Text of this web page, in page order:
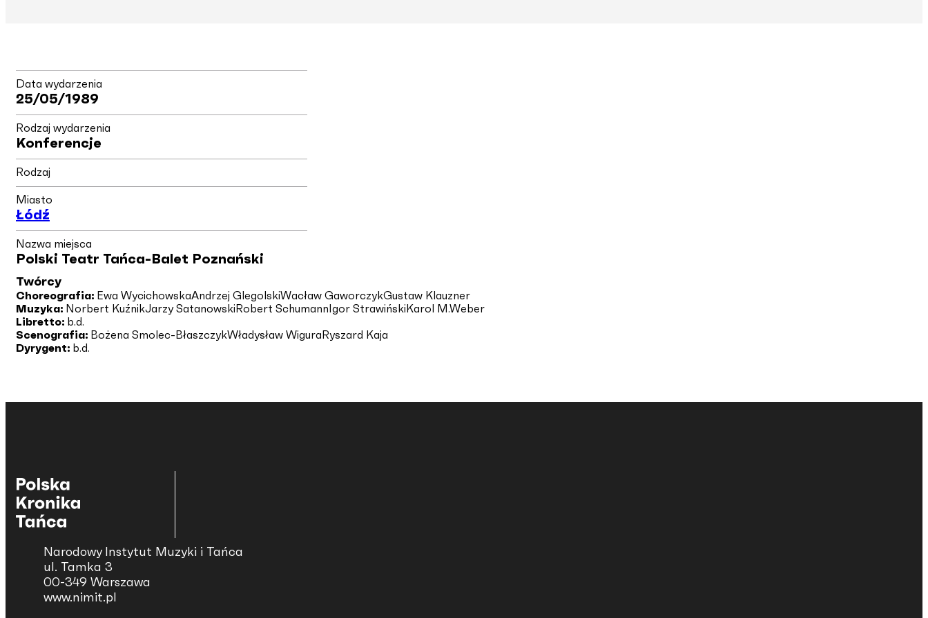
Data wydarzenia
25/05/1989
Rodzaj wydarzenia
Konferencje
Rodzaj
Miasto
Łódź
Nazwa miejsca
Polski Teatr Tańca-Balet Poznański
Twórcy
Choreografia: Ewa WycichowskaAndrzej GlegolskiWacław GaworczykGustaw Klauzner
Muzyka: Norbert KuźnikJarzy Satanowski Robert Schumann Igor Strawiński Karol M.Weber
Libretto: b.d.
Scenografia: Bożena Smolec-BłaszczykWładysław Wigura Ryszard Kaja
Dyrygent: b.d.
Narodowy Instytut Muzyki i Tańca
ul. Tamka 3
00-349 Warszawa
www.nimit.pl